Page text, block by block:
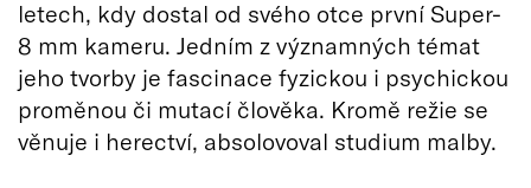
letech, kdy dostal od svého otce první Super-
8 mm kameru. Jedním z významných témat
jeho tvorby je fascinace fyzickou i psychickou
proměnou či mutací člověka. Kromě režie se
věnuje i herectví, absolovoval studium malby.